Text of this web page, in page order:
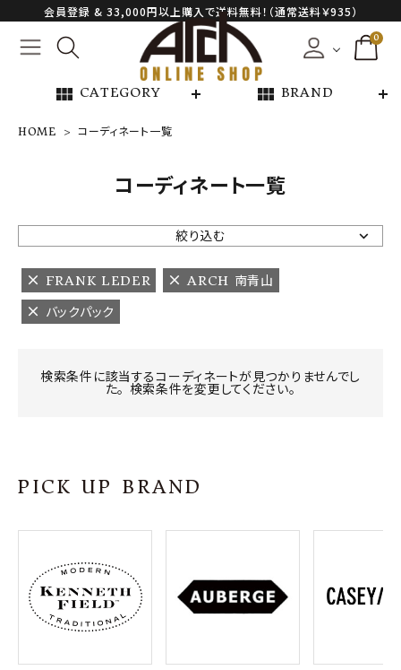
会員登録 & 33,000円以上購入で送料無料！（通常送料￥935）
0
view_module CATEGORY view_module BRAND
NEW ARRIVAL
ARCH EXCLUSIVE
BRAND
CATEGORY
プライバシーポリシー
特定商取引法について
お問い合わせ
OFFICIAL WEB SITE
HOME コーディネート一覧
コーディネート一覧
絞り込む
FRANK LEDER
ARCH 南青山
バックパック
検索条件に該当するコーディネートが見つかりませんでし
た。 検索条件を変更してください。
PICK UP BRAND